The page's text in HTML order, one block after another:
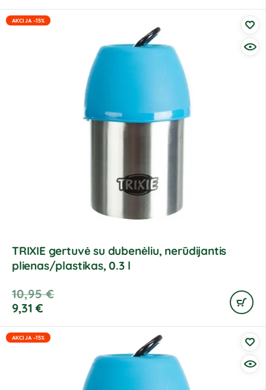
AKCIJA -15%
TRIXIE gertuvė su dubenėliu, nerūdijantis
plienas/plastikas, 0.3 l
10,95€
9,31 €
AKCIJA -15%